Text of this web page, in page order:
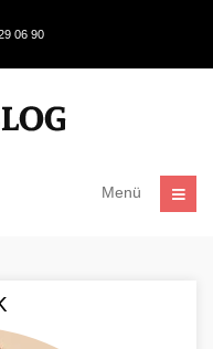
06 90
Menü